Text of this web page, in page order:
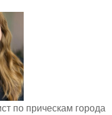
по прическам города